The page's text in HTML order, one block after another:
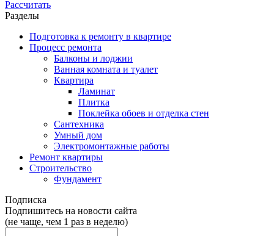
Рассчитать
Разделы
Подготовка к ремонту в квартире
Процесс ремонта
Балконы и лоджии
Ванная комната и туалет
Квартира
Ламинат
Плитка
Поклейка обоев и отделка стен
Сантехника
Умный дом
Электромонтажные работы
Ремонт квартиры
Строительство
Фундамент
Подписка
Подпишитесь на новости сайта
(не чаще, чем 1 раз в неделю)